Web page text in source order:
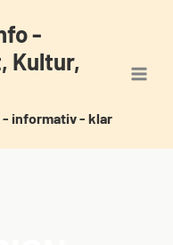
-
Kultur,
informativ - klar